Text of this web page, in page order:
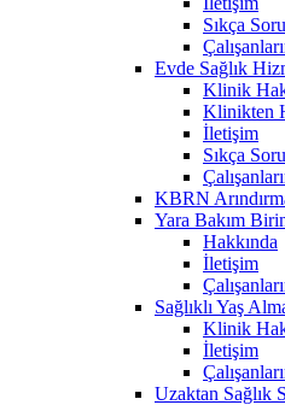
Sıkça
Evde Sağlık
Klinik
Klinikten
İletişim
Sıkça
KBRN
Yara Bakım
Hakkında
İletişim
Sağlıklı Yaş
Klinik
İletişim
Uzaktan Sağlık